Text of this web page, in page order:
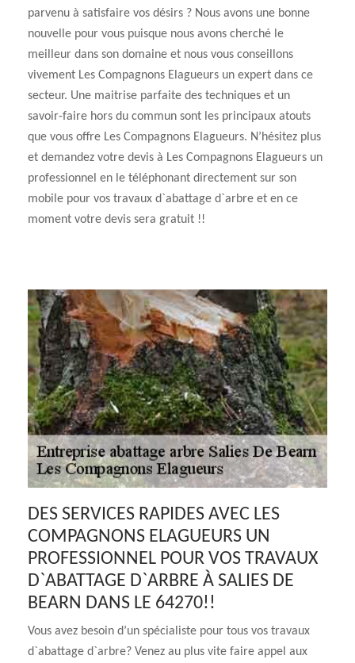
parvenu à satisfaire vos désirs ? Nous avons une bonne
nouvelle pour vous puisque nous avons cherché le
meilleur dans son domaine et nous vous conseillons
vivement Les Compagnons Elagueurs un expert dans ce
secteur. Une maitrise parfaite des techniques et un
savoir-faire hors du commun sont les principaux atouts
que vous offre Les Compagnons Elagueurs. N’hésitez plus
et demandez votre devis à Les Compagnons Elagueurs un
professionnel en le téléphonant directement sur son
mobile pour vos travaux d`abattage d`arbre et en ce
moment votre devis sera gratuit !!
DES SERVICES RAPIDES AVEC LES
COMPAGNONS ELAGUEURS UN
PROFESSIONNEL POUR VOS TRAVAUX
D`ABATTAGE D`ARBRE À SALIES DE
BEARN DANS LE 64270!!
Vous avez besoin d’un spécialiste pour tous vos travaux
d`abattage d`arbre? Venez au plus vite faire appel aux